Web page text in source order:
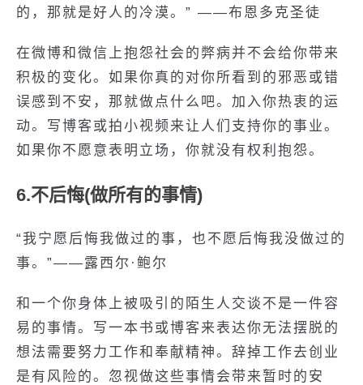
的，那就是好人的冷漠。” ——布恩多克圣徒
在微博和微信上抱怨社会的弊病并不会给你带来
积极的变化。如果你真的对你所看到的邪恶或错
误感到不安，那就做点什么吧。加入你热衷的运
动。写博客或拍小视频来让人们支持你的事业。
如果你不愿意表明立场，你就没有权利抱怨。
6.不后悔(做所有的事情)
“我宁愿后悔我做过的事，也不愿后悔我没做过的
事。”——露西尔·鲍尔
和一个你身体上被吸引的陌生人交谈不是一件容
易的事情。写一本书或博客来表达你无法摆脱的
想法需要努力工作和奉献精神。辞掉工作去创业
是有风险的。忽视做这些事情会带来暂时的安